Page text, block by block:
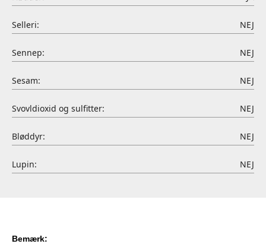
Selleri: NEJ
Sennep: NEJ
Sesam: NEJ
Svovldioxid og sulfitter: NEJ
Bløddyr: NEJ
Lupin: NEJ
Bemærk: